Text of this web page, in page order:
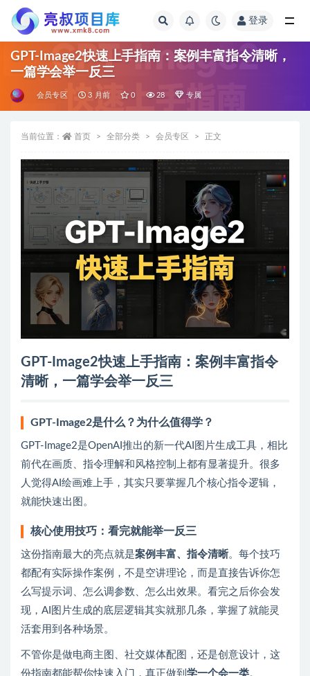
登录
GPT-Image2快速上手指南：案例丰富指令清晰，
一篇学会举一反三
会员专区 3 月前 0 28 专属
当前位置： 首页 全部分类 会员专区 正文
GPT-Image2快速上手指南：案例丰富指令
清晰，一篇学会举一反三
GPT-Image2是什么？为什么值得学？
GPT-Image2是OpenAI推出的新一代AI图片生成工具，相比
前代在画质、指令理解和风格控制上都有显著提升。很多
人觉得AI绘画难上手，其实只要掌握几个核心指令逻辑，
就能快速出图。
核心使用技巧：看完就能举一反三
这份指南最大的亮点就是案例丰富、指令清晰。每个技巧
都配有实际操作案例，不是空讲理论，而是直接告诉你怎
么写提示词、怎么调参数、怎么出效果。看完之后你会发
现，AI图片生成的底层逻辑其实就那几条，掌握了就能灵
活套用到各种场景。
不管你是做电商主图、社交媒体配图，还是创意设计，这
份指南都能帮你快速入门，真正做到 学一个会一类。